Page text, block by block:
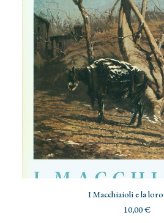
ADD TO CART
I Macchiaioli e la loro
10,00€